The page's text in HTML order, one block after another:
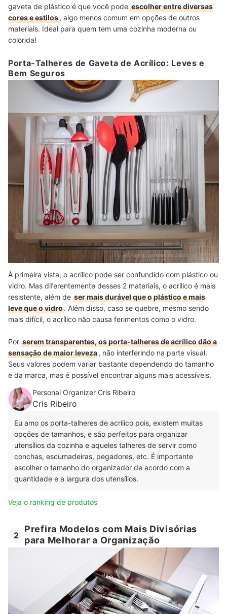
gaveta de plástico é que você pode escolher entre diversas
cores e estilos, algo menos comum em opções de outros
materiais. Ideal para quem tem uma cozinha moderna ou
colorida!
Porta-Talheres de Gaveta de Acrílico: Leves e
Bem Seguros
Fonte: paramountplasticos.com.br
À primeira vista, o acrílico pode ser confundido com plástico ou
vidro. Mas diferentemente desses 2 materiais, o acrílico é mais
resistente, além de ser mais durável que o plástico e mais
leve que o vidro. Além disso, caso se quebre, mesmo sendo
mais difícil, o acrílico não causa ferimentos como o vidro.
Por serem transparentes, os porta-talheres de acrílico dão a
sensação de maior leveza, não interferindo na parte visual.
Seus valores podem variar bastante dependendo do tamanho
e da marca, mas é possível encontrar alguns mais acessíveis.
Personal Organizer Cris Ribeiro
Cris Ribeiro
Eu amo os porta-talheres de acrílico pois, existem muitas
opções de tamanhos, e são perfeitos para organizar
utensílios da cozinha e aqueles talheres de servir como
conchas, escumadeiras, pegadores, etc. É importante
escolher o tamanho do organizador de acordo com a
quantidade e a largura dos utensílios.
Veja o ranking de produtos
2
Prefira Modelos com Mais Divisórias
para Melhorar a Organização